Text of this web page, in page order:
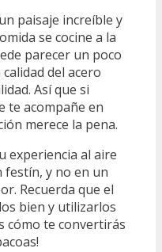
paisaje increíble y
se cocine a la
parecer un poco
del acero
Así que si
te acompañe en
merece la pena.
experiencia al aire
y no en un
Recuerda que el
bien y utilizarlos
cómo te convertirás